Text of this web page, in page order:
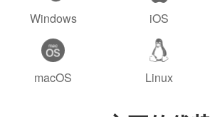
Windows iOS
macOS Linux